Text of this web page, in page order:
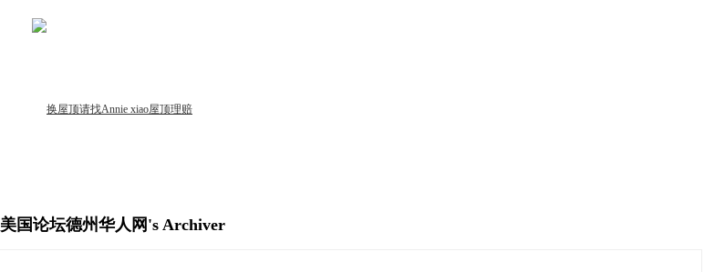
美国论坛德州华人网's Archiver